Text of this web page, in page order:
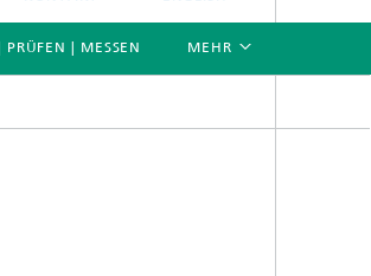
PRÜFEN | MESSEN MEHR